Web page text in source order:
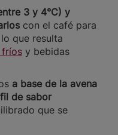
3 y 4°C) y
con el café para
que resulta
fríos y bebidas
a base de la avena
de sabor
que se